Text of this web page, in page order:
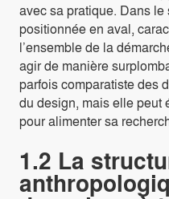
avec sa pratique. Dans
positionnée en aval,
l’ensemble de la
agir de manière
parfois comparatiste des
du design, mais elle peut
pour alimenter sa
1.2 La